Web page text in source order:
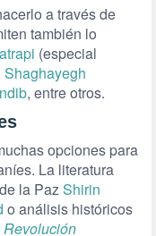
a través de
también lo
(especial
Shaghayegh
, entre otros.
opciones para
La literatura
la PazShirin
o análisis históricos